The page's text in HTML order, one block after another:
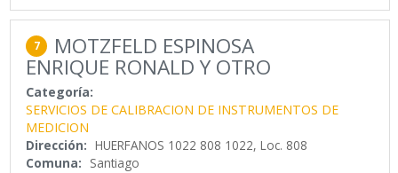
7 MOTZFELD ESPINOSA
ENRIQUE RONALD Y OTRO
Categoría:
SERVICIOS DE CALIBRACION DE INSTRUMENTOS DE
MEDICION
Dirección: HUERFANOS 1022 808 1022, Loc. 808
Comuna: Santiago